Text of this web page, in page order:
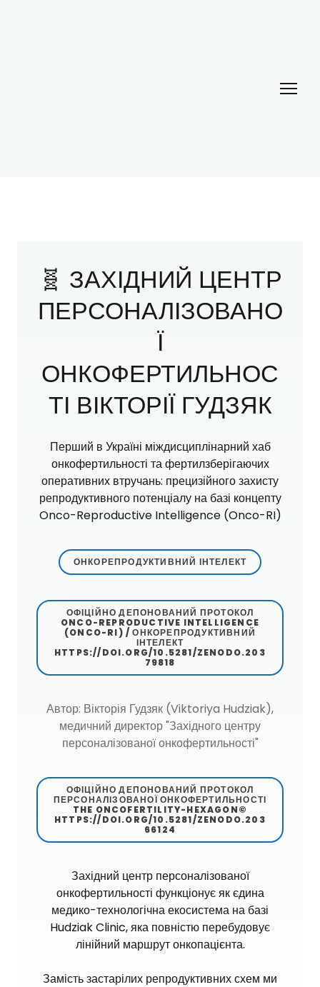
🧬 ЗАХІДНИЙ ЦЕНТР
ПЕРСОНАЛІЗОВАНО
Ї
ОНКОФЕРТИЛЬНОС
ТІ ВІКТОРІЇ ГУДЗЯК
Перший в Україні міждисциплінарний хаб
онкофертильності та фертилзберігаючих
оперативних втручань: прецизійного захисту
репродуктивного потенціалу на базі концепту
Onco-Reproductive Intelligence (Onco-RI)
ОНКОРЕПРОДУКТИВНИЙ ІНТЕЛЕКТ
ОФІЦІЙНО ДЕПОНОВАНИЙ ПРОТОКОЛ
ONCO-REPRODUCTIVE INTELLIGENCE
(ONCO-RI) / ОНКОРЕПРОДУКТИВНИЙ
ІНТЕЛЕКТ
HTTPS://DOI.ORG/10.5281/ZENODO.203
79818
Автор: Вікторія Гудзяк (Viktoriya Hudziak),
медичний директор "Західного центру
персоналізованої онкофертильності"
ОФІЦІЙНО ДЕПОНОВАНИЙ ПРОТОКОЛ
ПЕРСОНАЛІЗОВАНОЇ ОНКОФЕРТИЛЬНОСТІ
THE ONCOFERTILITY-HEXAGON©
HTTPS://DOI.ORG/10.5281/ZENODO.203
66124
Західний центр персоналізованої
онкофертильності функціонує як єдина
медико-технологічна екосистема на базі
Hudziak Clinic, яка повністю перебудовує
лінійний маршрут онкопацієнта.
Замість застарілих репродуктивних схем ми